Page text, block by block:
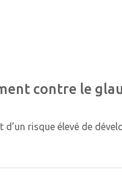
contre le
risque élevé de